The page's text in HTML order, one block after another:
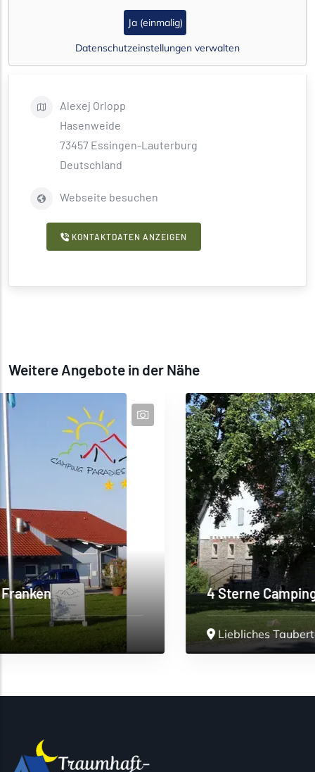
Ja (einmalig)
Datenschutzeinstellungen verwalten
Alexej Orlopp
Hasenweide
73457 Essingen-Lauterburg
Deutschland
Webseite besuchen
KONTAKTDATEN ANZEIGEN
Weitere Angebote in der Nähe
4 Sterne Camping Schwabenmühle
Liebliches Taubertal >